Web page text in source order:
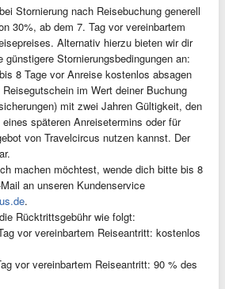
Stornierung nach Reisebuchung generell
30%, ab dem 7. Tag vor vereinbartem
Alternativ hierzu bieten wir dir
günstigere Stornierungsbedingungen an:
8 Tage vor Anreise kostenlos absagen
im Wert deiner Buchung
mit zwei Jahren Gültigkeit, den
späteren Anreisetermins oder für
von Travelcircus nutzen kannst. Der
machen möchtest, wende dich bitte bis 8
an unseren Kundenservice
.
Rücktrittsgebühr wie folgt:
vor vereinbartem Reiseantritt: kostenlos
vor vereinbartem Reiseantritt: 90 % des